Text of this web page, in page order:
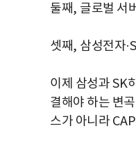
둘째, 글로벌 서
셋째, 삼성전자
이제 삼성과SK
결해야 하는 변
스가 아니라